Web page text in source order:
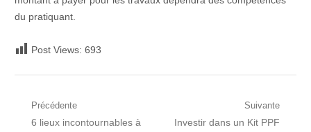
du pratiquant.
Post Views: 693
Navigation
Précédente
Post
6 lieux incontournables à
Suivante
Prochain
Investir dans un Kit PPF